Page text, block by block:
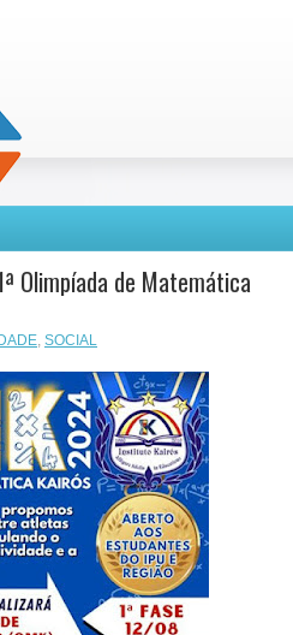
Olimpíada de Matemática
, SOCIAL